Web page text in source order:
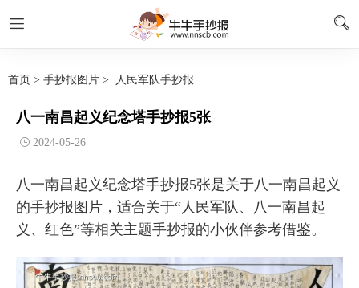
首页 > 手抄报图片 > 人民军队手抄报
八一南昌起义纪念塔手抄报5张
2024-05-26
八一南昌起义纪念塔手抄报5张是关于八一南昌起义
的手抄报图片，适合关于“人民军队、八一南昌起
义、红色”等相关主题手抄报的小伙伴参考借鉴。